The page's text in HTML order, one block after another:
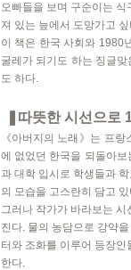
오빠들을 보며 구순이는
져 있는 늪에서 도망가고
이 책은 한국 사회와 1980
굴레가 되기도 하는 징글
도 하다.
❚따뜻한 시선으로
《아버지의 노래》는 프
에 없었던 한국을 되돌아
과 대학 입시로 학생들과
의 모습을 고스란히 담고 있
그러나 작가가 바라보는
진다. 물의 농담으로 강약
터와 조화를 이루어 등장
한다.